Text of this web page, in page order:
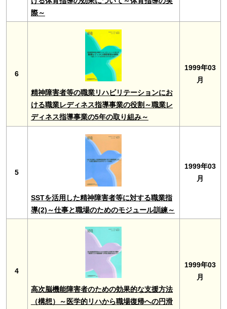
際～
6
精神障害者等の職業リハビリテーションにお
ける職業レディネス指導事業の役割～職業レ
ディネス指導事業の5年の取り組み～
1999年03
月
5
SSTを活用した精神障害者等に対する職業指
導(2)～仕事と職場のためのモジュール訓練～
1999年03
月
4
高次脳機能障害者のための効果的な支援方法
（構想）～医学的リハから職場復帰への円滑
1999年03
月